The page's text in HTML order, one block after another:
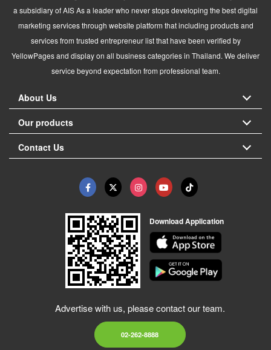
a subsidiary of AIS As a leader who never stops developing the best digital
marketing services through website platform that including products and
services from trusted entrepreneur list that have been verified by
YellowPages and display on all business categories in Thailand. We deliver
service beyond expectation from professional team.
About Us
Our products
Contact Us
Download Application
Advertise with us, please contact our team.
02-262-8888